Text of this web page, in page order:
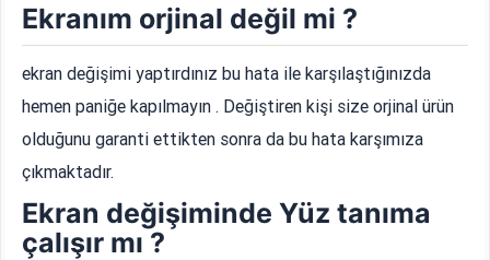
Ekranım orjinal değil mi ?
ekran değişimi yaptırdınız bu hata ile karşılaştığınızda
hemen paniğe kapılmayın . Değiştiren kişi size orjinal ürün
olduğunu garanti ettikten sonra da bu hata karşımıza
çıkmaktadır.
Ekran değişiminde Yüz tanıma
çalışır mı ?